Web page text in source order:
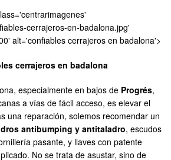
cerrajeros-en-badalona.jpg'
alt='confiables cerrajeros en badalona'>
cerrajeros en badalona
especialmente en bajos de Progrés,
a vías de fácil acceso, es elevar el
una reparación, solemos recomendar un
antibumping y antitaladro, escudos
pasante, y llaves con patente
No se trata de asustar, sino de